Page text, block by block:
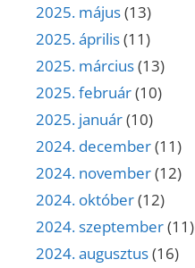
2025. május(13)
2025. április(11)
2025. március(13)
2025. február(10)
2025. január(10)
2024. december(11)
2024. november(12)
2024. október(12)
2024. szeptember(11)
2024. augusztus(16)